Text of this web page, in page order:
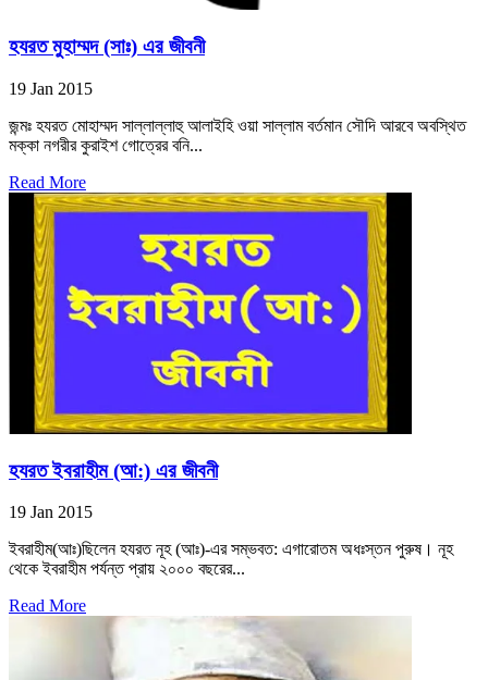
হযরত মুহাম্মদ (সাঃ) এর জীবনী
19 Jan 2015
জন্মঃ হযরত মোহাম্মদ সাল্লাল্লাহু আলাইহি ওয়া সাল্লাম বর্তমান সৌদি আরবে অবস্থিত
মক্কা নগরীর কুরাইশ গোত্রের বনি...
Read More
হযরত ইবরাহীম (আ:) এর জীবনী
19 Jan 2015
ইবরাহীম(আঃ)ছিলেন হযরত নূহ (আঃ)-এর সম্ভবত: এগারোতম অধঃস্তন পুরুষ। নূহ
থেকে ইবরাহীম পর্যন্ত প্রায় ২০০০ বছরের...
Read More